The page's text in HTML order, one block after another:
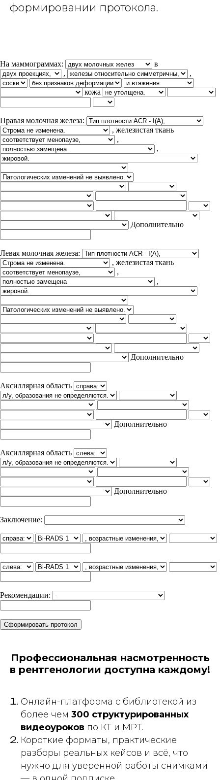
формировании протокола.
На маммограммах:
в
,
,
кожа
Правая молочная железа:
, железистая ткань
,
,
Дополнительно
Левая молочная железа:
, железистая ткань
,
,
Дополнительно
Аксиллярная область
Дополнительно
Аксиллярная область
Дополнительно
Заключение:
Рекомендации:
Профессиональная насмотренность
в рентгенологии доступна каждому!
Онлайн-платформа с библиотекой из
более чем 300 структурированных
видеоуроков по КТ и МРТ.
Короткие форматы, практические
разборы реальных кейсов и всё, что
нужно для уверенной работы снимками